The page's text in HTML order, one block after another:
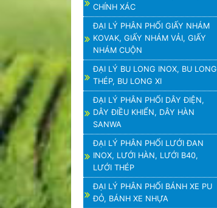
CHÍNH XÁC
ĐẠI LÝ PHÂN PHỐI GIẤY NHÁM
KOVAK, GIẤY NHÁM VẢI, GIẤY
NHÁM CUỘN
ĐẠI LÝ BU LONG INOX, BU LONG
THÉP, BU LONG XI
ĐẠI LÝ PHÂN PHỐI DÂY ĐIỆN,
DÂY ĐIỀU KHIỂN, DÂY HÀN
SANWA
ĐẠI LÝ PHÂN PHỐI LƯỚI ĐAN
INOX, LƯỚI HÀN, LƯỚI B40,
LƯỚI THÉP
ĐẠI LÝ PHÂN PHỐI BÁNH XE PU
ĐỎ, BÁNH XE NHỰA